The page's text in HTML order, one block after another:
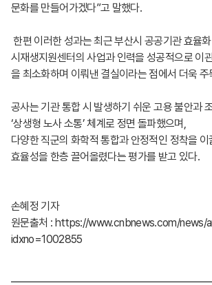
문화를 만들어가겠다”고 말했다.
한편 이러한 성과는 최근 부산시 공공기관 효율
시재생지원센터의 사업과 인력을 성공적으로 이
을 최소화하며 이뤄낸 결실이라는 점에서 더욱 주
공사는 기관 통합 시 발생하기 쉬운 고용 불안과
‘상생형 노사 소통’ 체계로 정면 돌파했으며,
다양한 직군의 화학적 통합과 안정적인 정착을
효율성을 한층 끌어올렸다는 평가를 받고 있다.
손혜정 기자
원문출처 : https://www.cnbnews.com/news/
idxno=1002855